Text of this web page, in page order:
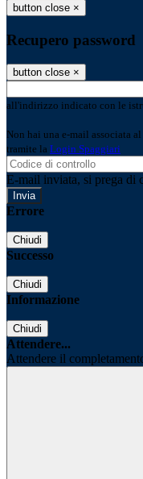
button close ×
Recupero password
button close ×
all'indirizzo indicato con le
Non hai una e-mail associata
tramite la Login Spaggiari
E-mail inviata, si prega di
Errore
Chiudi
Successo
Chiudi
Informazione
Chiudi
Attendere...
Attendere il